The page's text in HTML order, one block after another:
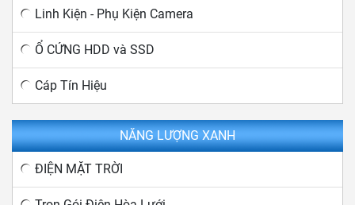
Linh Kiện - Phụ Kiện Camera
Ổ CỨNG HDD và SSD
Cáp Tín Hiệu
NĂNG LƯỢNG XANH
ĐIỆN MẶT TRỜI